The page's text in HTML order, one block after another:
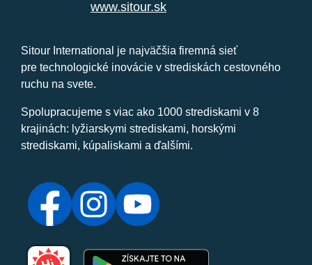
www.sitour.sk
Sitour International je najväčšia firemná sieť
pre technologické inovácie v strediskách cestovného
ruchu na svete.
Spolupracujeme s viac ako 1000 strediskami v 8
krajinách: lyžiarskymi strediskami, horskými
strediskami, kúpaliskami a ďalšími.